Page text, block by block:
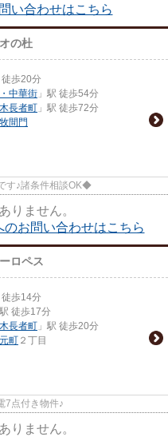
い合わせはこちら
の杜
徒歩20分
中華街 」駅 徒歩54分
長者町 」駅 徒歩72分
間門
す♪諸条件相談OK◆
りません。
お問い合わせはこちら
ロペス
徒歩14分
駅 徒歩17分
長者町 」駅 徒歩20分
町 ２丁目
7点付き物件♪
りません。